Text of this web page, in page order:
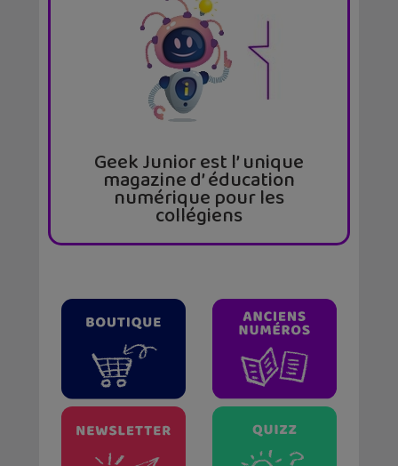
Geek Junior est l’ unique
magazine d’ éducation
numérique pour les
collégiens